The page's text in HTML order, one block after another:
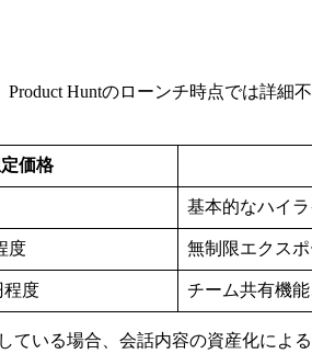
Huntのローンチ時点では詳
価格
基本的なハイ
度 無制限エクス
程度 チーム共有機
ている場合、会話内容の資産化によ